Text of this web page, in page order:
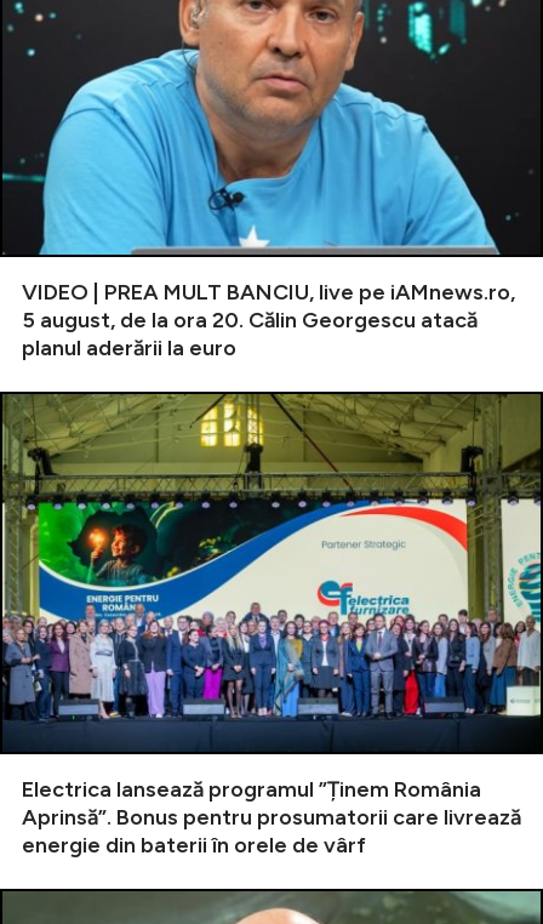
VIDEO | PREA MULT BANCIU, live pe iAMnews.ro,
5 august, de la ora 20. Călin Georgescu atacă
planul aderării la euro
Electrica lansează programul ”Ținem România
Aprinsă”. Bonus pentru prosumatorii care livrează
energie din baterii în orele de vârf